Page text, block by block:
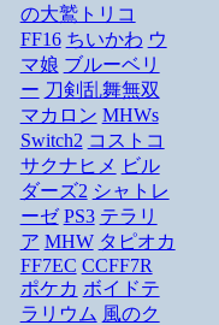
の大鷲トリコ
FF16 ちいかわ ウ
マ娘 ブルーベリ
ー 刀剣乱舞無双
マカロン MHWs
Switch2 コストコ
サクナヒメ ビル
ダーズ2 シャトレ
ーゼ PS3 テラリ
ア MHW タピオカ
FF7EC CCFF7R
ポケカ ボイドテ
ラリウム 風のク